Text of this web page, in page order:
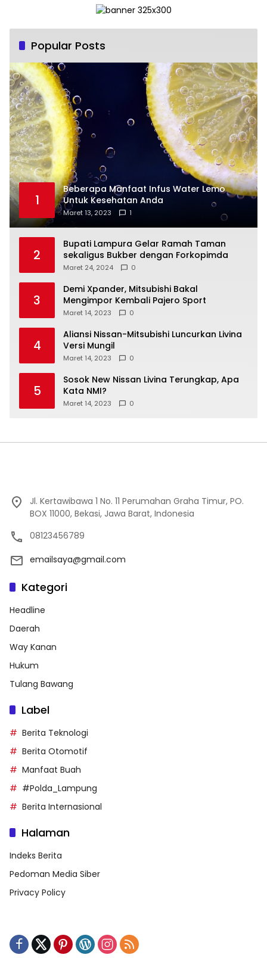
Popular Posts
1
Beberapa Manfaat Infus Water Lemo
Untuk Kesehatan Anda
Maret 13, 2023 1
2
Bupati Lampura Gelar Ramah Taman
sekaligus Bukber dengan Forkopimda
Maret 24, 2024 0
3
Demi Xpander, Mitsubishi Bakal
Mengimpor Kembali Pajero Sport
Maret 14, 2023 0
4
Aliansi Nissan-Mitsubishi Luncurkan Livina
Versi Mungil
Maret 14, 2023 0
5
Sosok New Nissan Livina Terungkap, Apa
Kata NMI?
Maret 14, 2023 0
Jl. Kertawibawa 1 No. 11 Perumahan Graha Timur, PO.
BOX 11000, Bekasi, Jawa Barat, Indonesia
08123456789
emailsaya@gmail.com
Kategori
Headline
Daerah
Way Kanan
Hukum
Tulang Bawang
Label
Berita Teknologi
Berita Otomotif
Manfaat Buah
#Polda_Lampung
Berita Internasional
Halaman
Indeks Berita
Pedoman Media Siber
Privacy Policy